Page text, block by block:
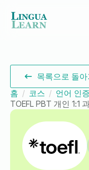
목록으로 돌아
홈
코스 언어 인증
TOEFL PBT 개인 1:1